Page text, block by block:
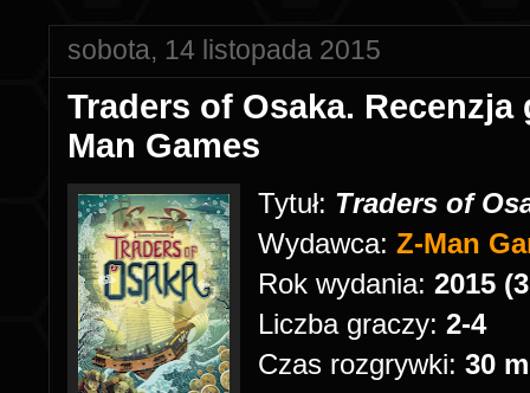
sobota, 14 listopada 2015
Traders of Osaka.
Man Games
Tytuł: Traders of
Wydawca: Z-Man
Rok wydania: 2015
Liczba graczy: 2-4
Czas rozgrywki: 30